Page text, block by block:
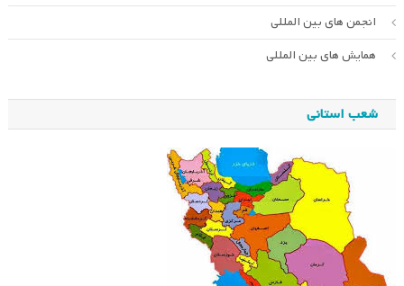
انجمن های بین المللی
همایش های بین المللی
شعب استانی